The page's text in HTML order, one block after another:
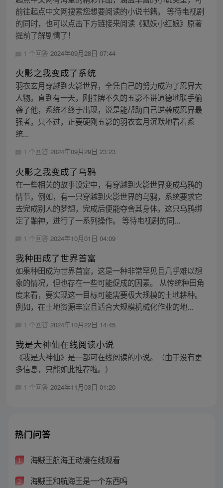
前往起点中文网搜索您想要阅读的小说书籍。 等待电视剧
的同时，也可以点击下方链接来阅读《狐妖小红娘》原著
提前了解剧情了！
1 个回答 2024年09月28日 07:44
火影之我变成了系统
羽衣玄月穿越到火影世界，全凭自己的努力成为了忍界大
人物。直到有一天，刚挂牌不久的五影不讲道德地联手偷
袭了他，系统才终于出现，说是能帮助自己逆袭成忍界最
强者。只不过，正要硬刚五影的羽衣玄月沉默地看着系
统...
1 个回答 2024年09月29日 23:23
火影之我变成了乌鸦
在一些相关的故事设定中，有穿越到火影世界变成乌鸦的
情节。例如，有一只穿越到火影世界的乌鸦，系统要求它
去完成别人的梦想，完成后便能夺舍其身体。这只乌鸦绑
定了鼬神，进行了一系列操作。 等待电视剧的同...
1 个回答 2024年10月01日 04:09
我种田成了世界首富
如果种田成为世界首富，这是一种非常罕见且几乎难以想
象的情况，但也存在一些可能促成的因素。 从传统种田角
度来看，要实现这一目标可能需要极大规模的土地耕种。
例如，在土地资源丰富且适合大规模机械化作业的地...
1 个回答 2024年10月22日 14:45
我是大神仙在线阅读小说
《我是大神仙》是一部可在线阅读的小说。（由于没有更
多信息，只能如此推荐啦。）
1 个回答 2024年11月03日 01:20
热门问答
1 海贼王航海王动漫在线观看
2 海贼王和航海王是一个东西吗